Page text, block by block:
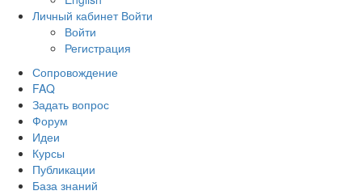
Личный кабинет Войти
Войти
Регистрация
Сопровождение
FAQ
Задать вопрос
Форум
Идеи
Курсы
Публикации
База знаний